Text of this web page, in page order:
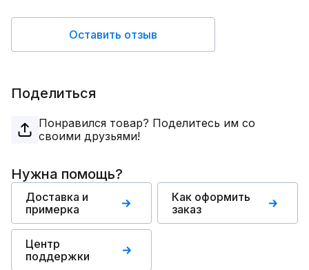
Оставить отзыв
Поделиться
Понравился товар? Поделитесь им со
своими друзьями!
Нужна помощь?
Доставка и
примерка
Как оформить
заказ
Центр
поддержки